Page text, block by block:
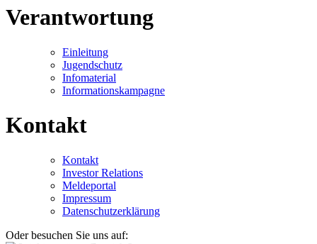
Verantwortung
Einleitung
Jugendschutz
Infomaterial
Informationskampagne
Kontakt
Kontakt
Investor Relations
Meldeportal
Impressum
Datenschutzerklärung
Oder besuchen Sie uns auf: